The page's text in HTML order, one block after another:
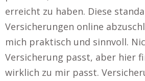
erreicht zu haben. Diese
Versicherungen online
mich praktisch und sinnvoll.
Versicherung passt, aber hier
wirklich zu mir passt.